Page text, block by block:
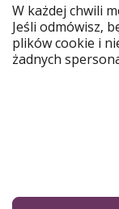
Nasza grupa
Poznaj nas!
Zrównoważony
W każdej chwili
Jeśli odmówisz,
plików cookie i
żadnych